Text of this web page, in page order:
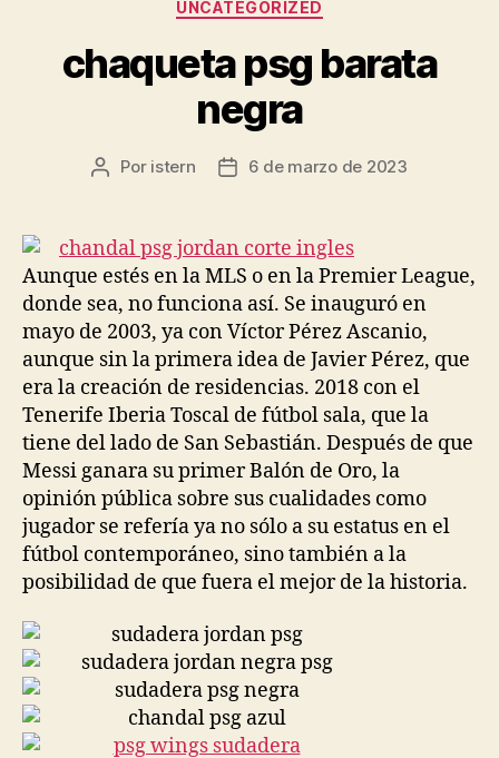
UNCATEGORIZED
chaqueta psg barata
negra
Autor
entrada
Por istern
Fecha
entrada
6 de marzo de 2023
Aunque estés en la MLS o en la Premier League,
donde sea, no funciona así. Se inauguró en
mayo de 2003, ya con Víctor Pérez Ascanio,
aunque sin la primera idea de Javier Pérez, que
era la creación de residencias. 2018 con el
Tenerife Iberia Toscal de fútbol sala, que la
tiene del lado de San Sebastián. Después de que
Messi ganara su primer Balón de Oro, la
opinión pública sobre sus cualidades como
jugador se refería ya no sólo a su estatus en el
fútbol contemporáneo, sino también a la
posibilidad de que fuera el mejor de la historia.